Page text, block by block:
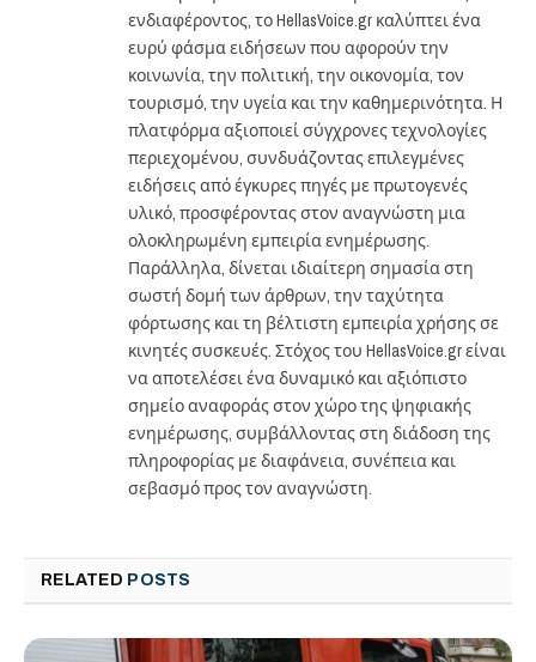
ενδιαφέροντος, το HellasVoice.gr καλύπτει ένα
ευρύ φάσμα ειδήσεων που αφορούν την
κοινωνία, την πολιτική, την οικονομία, τον
τουρισμό, την υγεία και την καθημερινότητα. Η
πλατφόρμα αξιοποιεί σύγχρονες τεχνολογίες
περιεχομένου, συνδυάζοντας επιλεγμένες
ειδήσεις από έγκυρες πηγές με πρωτογενές
υλικό, προσφέροντας στον αναγνώστη μια
ολοκληρωμένη εμπειρία ενημέρωσης.
Παράλληλα, δίνεται ιδιαίτερη σημασία στη
σωστή δομή των άρθρων, την ταχύτητα
φόρτωσης και τη βέλτιστη εμπειρία χρήσης σε
κινητές συσκευές. Στόχος του HellasVoice.gr είναι
να αποτελέσει ένα δυναμικό και αξιόπιστο
σημείο αναφοράς στον χώρο της ψηφιακής
ενημέρωσης, συμβάλλοντας στη διάδοση της
πληροφορίας με διαφάνεια, συνέπεια και
σεβασμό προς τον αναγνώστη.
RELATED POSTS